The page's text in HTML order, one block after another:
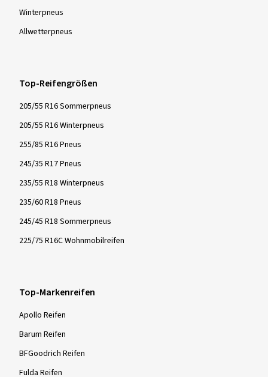
Winter­pneus
Allwetter­pneus
Top-Reifengrößen
205/55 R16 Sommerpneus
205/55 R16 Winterpneus
255/85 R16 Pneus
245/35 R17 Pneus
235/55 R18 Winterpneus
235/60 R18 Pneus
245/45 R18 Sommerpneus
225/75 R16C Wohnmobilreifen
Top-Markenreifen
Apollo Reifen
Barum Reifen
BFGoodrich Reifen
Fulda Reifen